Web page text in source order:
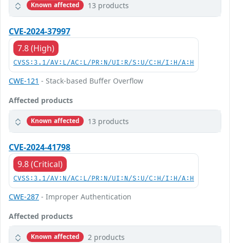
Known affected 13 products
CVE-2024-37997
7.8 (High)
CVSS:3.1/AV:L/AC:L/PR:N/UI:R/S:U/C:H/I:H/A:H
CWE-121 - Stack-based Buffer Overflow
Affected products
Known affected 13 products
CVE-2024-41798
9.8 (Critical)
CVSS:3.1/AV:N/AC:L/PR:N/UI:N/S:U/C:H/I:H/A:H
CWE-287 - Improper Authentication
Affected products
Known affected 2 products